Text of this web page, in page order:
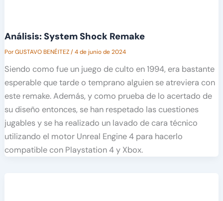
Análisis: System Shock Remake
PorGUSTAVO BENÉITEZ/4 de junio de 2024
Siendo como fue un juego de culto en 1994, era bastante
esperable que tarde o temprano alguien se atreviera con
este remake. Además, y como prueba de lo acertado de
su diseño entonces, se han respetado las cuestiones
jugables y se ha realizado un lavado de cara técnico
utilizando el motor Unreal Engine 4 para hacerlo
compatible con Playstation 4 y Xbox.